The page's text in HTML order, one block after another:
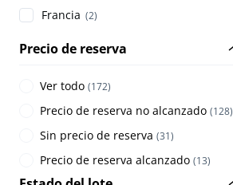
Francia (2)
Precio de reserva
Ver todo (172)
Precio de reserva no alcanzado (128)
Sin precio de reserva (31)
Precio de reserva alcanzado (13)